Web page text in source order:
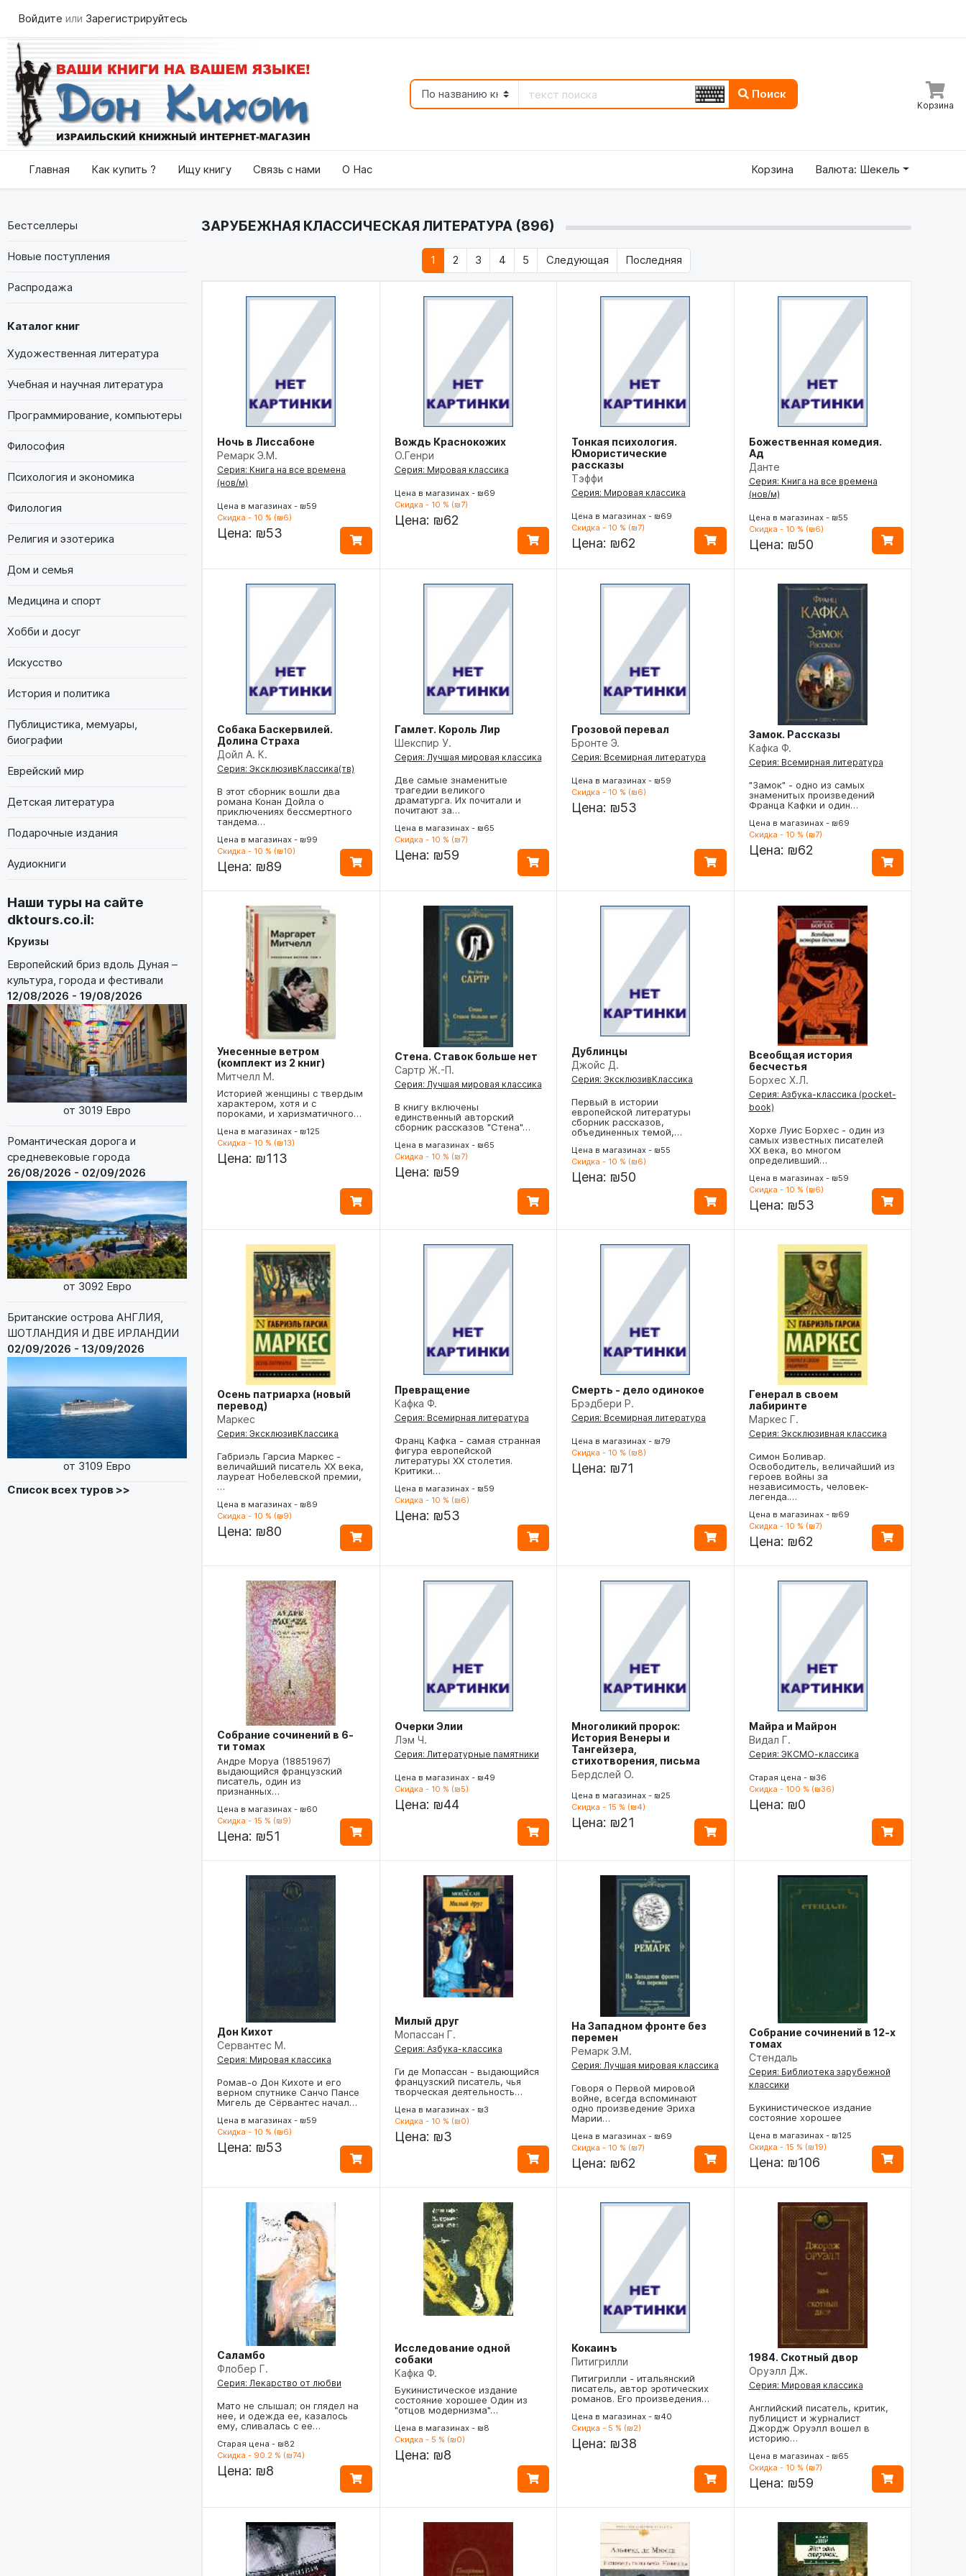
Войдите или Зарегистрируйтесь
Поиск
Корзина
Главная Как купить ? Ищу книгу Связь с нами О Нас Корзина Валюта: Шекель
Бестселлеры
Новые поступления
Распродажа
Каталог книг
Художественная литература
Учебная и научная литература
Программирование, компьютеры
Философия
Психология и экономика
Филология
Религия и эзотерика
Дом и семья
Медицина и спорт
Хобби и досуг
Искусство
История и политика
Публицистика, мемуары,
биографии
Еврейский мир
Детская литература
Подарочные издания
Аудиокниги
Наши туры на сайте
dktours.co.il:
Круизы
Европейский бриз вдоль Дуная –
культура, города и фестивали
12/08/2026 - 19/08/2026
от 3019 Евро
Романтическая дорога и
средневековые города
26/08/2026 - 02/09/2026
от 3092 Евро
Британские острова АНГЛИЯ,
ШОТЛАНДИЯ И ДВЕ ИРЛАНДИИ
02/09/2026 - 13/09/2026
от 3109 Евро
Список всех туров >>
ЗАРУБЕЖНАЯ КЛАССИЧЕСКАЯ ЛИТЕРАТУРА (896)
1 2 3 4 5 Следующая Последняя
Ночь в Лиссабоне
Ремарк Э.М.
Серия: Книга на все времена
(нов/м)
Цена в магазинах - ₪59
Скидка - 10 % (₪6)
Цена: ₪53
Вождь Краснокожих
О.Генри
Серия: Мировая классика
Цена в магазинах - ₪69
Скидка - 10 % (₪7)
Цена: ₪62
Тонкая психология.
Юмористические
рассказы
Тэффи
Серия: Мировая классика
Цена в магазинах - ₪69
Скидка - 10 % (₪7)
Цена: ₪62
Божественная комедия.
Ад
Данте
Серия: Книга на все времена
(нов/м)
Цена в магазинах - ₪55
Скидка - 10 % (₪6)
Цена: ₪50
Собака Баскервилей.
Долина Страха
Дойл А. К.
Серия: ЭксклюзивКлассика(тв)
В этот сборник вошли два
романа Конан Дойла о
приключениях бессмертного
тандема…
Цена в магазинах - ₪99
Скидка - 10 % (₪10)
Цена: ₪89
Гамлет. Король Лир
Шекспир У.
Серия: Лучшая мировая классика
Две самые знаменитые
трагедии великого
драматурга. Их почитали и
почитают за…
Цена в магазинах - ₪65
Скидка - 10 % (₪7)
Цена: ₪59
Грозовой перевал
Бронте Э.
Серия: Всемирная литература
Цена в магазинах - ₪59
Скидка - 10 % (₪6)
Цена: ₪53
Замок. Рассказы
Кафка Ф.
Серия: Всемирная литература
"Замок" - одно из самых
знаменитых произведений
Франца Кафки и один…
Цена в магазинах - ₪69
Скидка - 10 % (₪7)
Цена: ₪62
Унесенные ветром
(комплект из 2 книг)
Митчелл М.
Историей женщины с твердым
характером, хотя и с
пороками, и харизматичного…
Цена в магазинах - ₪125
Скидка - 10 % (₪13)
Цена: ₪113
Стена. Ставок больше нет
Сартр Ж.-П.
Серия: Лучшая мировая классика
В книгу включены
единственный авторский
сборник рассказов "Стена"…
Цена в магазинах - ₪65
Скидка - 10 % (₪7)
Цена: ₪59
Дублинцы
Джойс Д.
Серия: ЭксклюзивКлассика
Первый в истории
европейской литературы
сборник рассказов,
объединенных темой,…
Цена в магазинах - ₪55
Скидка - 10 % (₪6)
Цена: ₪50
Всеобщая история
бесчестья
Борхес Х.Л.
Серия: Азбука-классика (pocket-
book)
Хорхе Луис Борхес - один из
самых известных писателей
ХХ века, во многом
определивший…
Цена в магазинах - ₪59
Скидка - 10 % (₪6)
Цена: ₪53
Осень патриарха (новый
перевод)
Маркес
Серия: ЭксклюзивКлассика
Габриэль Гарсиа Маркес -
величайший писатель ХХ века,
лауреат Нобелевской премии,
…
Цена в магазинах - ₪89
Скидка - 10 % (₪9)
Цена: ₪80
Превращение
Кафка Ф.
Серия: Всемирная литература
Франц Кафка - самая странная
фигура европейской
литературы ХХ столетия.
Критики…
Цена в магазинах - ₪59
Скидка - 10 % (₪6)
Цена: ₪53
Смерть - дело одинокое
Брэдбери Р.
Серия: Всемирная литература
Цена в магазинах - ₪79
Скидка - 10 % (₪8)
Цена: ₪71
Генерал в своем
лабиринте
Маркес Г.
Серия: Эксклюзивная классика
Симон Боливар.
Освободитель, величайший из
героев войны за
независимость, человек-
легенда.…
Цена в магазинах - ₪69
Скидка - 10 % (₪7)
Цена: ₪62
Собрание сочинений в 6-
ти томах
Андре Моруа (18851967)
выдающийся французский
писатель, один из
признанных…
Цена в магазинах - ₪60
Скидка - 15 % (₪9)
Цена: ₪51
Очерки Элии
Лэм Ч.
Серия: Литературные памятники
Цена в магазинах - ₪49
Скидка - 10 % (₪5)
Цена: ₪44
Многоликий пророк:
История Венеры и
Тангейзера,
стихотворения, письма
Бердслей О.
Цена в магазинах - ₪25
Скидка - 15 % (₪4)
Цена: ₪21
Майра и Майрон
Видал Г.
Серия: ЭКСМО-классика
Старая цена - ₪36
Скидка - 100 % (₪36)
Цена: ₪0
Дон Кихот
Сервантес М.
Серия: Мировая классика
Ромав-о Дон Кихоте и его
верном спутнике Санчо Пансе
Мигель де Сёрвантес начал…
Цена в магазинах - ₪59
Скидка - 10 % (₪6)
Цена: ₪53
Милый друг
Мопассан Г.
Серия: Азбука-классика
Ги де Мопассан - выдающийся
французский писатель, чья
творческая деятельность…
Цена в магазинах - ₪3
Скидка - 10 % (₪0)
Цена: ₪3
На Западном фронте без
перемен
Ремарк Э.М.
Серия: Лучшая мировая классика
Говоря о Первой мировой
войне, всегда вспоминают
одно произведение Эриха
Марии…
Цена в магазинах - ₪69
Скидка - 10 % (₪7)
Цена: ₪62
Собрание сочинений в 12-х
томах
Стендаль
Серия: Библиотека зарубежной
классики
Букинистическое издание
состояние хорошее
Цена в магазинах - ₪125
Скидка - 15 % (₪19)
Цена: ₪106
Саламбо
Флобер Г.
Серия: Лекарство от любви
Мато не слышал; он глядел на
нее, и одежда ее, казалось
ему, сливалась с ее…
Старая цена - ₪82
Скидка - 90.2 % (₪74)
Цена: ₪8
Исследование одной
собаки
Кафка Ф.
Букинистическое издание
состояние хорошее Один из
"отцов модернизма"…
Цена в магазинах - ₪8
Скидка - 5 % (₪0)
Цена: ₪8
Кокаинъ
Питигрилли
Питигрилли - итальянский
писатель, автор эротических
романов. Его произведения…
Цена в магазинах - ₪40
Скидка - 5 % (₪2)
Цена: ₪38
1984. Скотный двор
Оруэлл Дж.
Серия: Мировая классика
Английский писатель, критик,
публицист и журналист
Джордж Оруэлл вошел в
историю…
Цена в магазинах - ₪65
Скидка - 10 % (₪7)
Цена: ₪59